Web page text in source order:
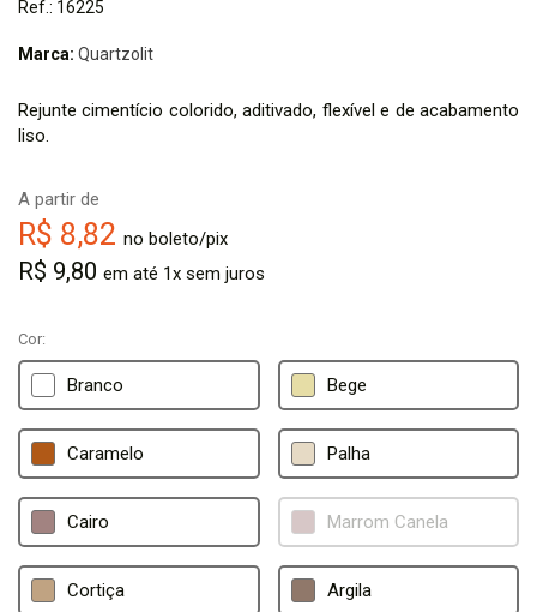
Ref.: 16225
Marca: Quartzolit
Rejunte cimentício colorido, aditivado, flexível e de acabamento
liso.
A partir de
R$ 8,82 no boleto/pix
R$ 9,80 em até 1x sem juros
Cor:
Branco Bege
Caramelo Palha
Cairo Marrom Canela
Cortiça Argila